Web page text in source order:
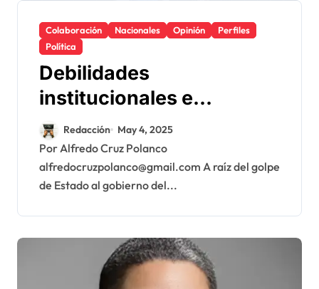
Colaboración Nacionales Opinión
Perfiles
Política
Debilidades
institucionales e
improvisaciones del
gobierno de Abinader
Redacción May 4, 2025
Por Alfredo Cruz Polanco
alfredocruzpolanco@gmail.com A raíz del golpe
de Estado al gobierno del...